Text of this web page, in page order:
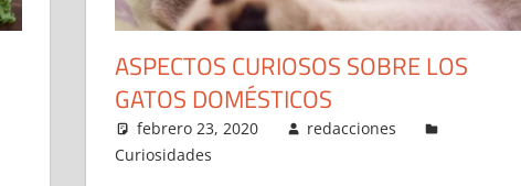
ASPECTOS CURIOSOS SOBRE LOS
GATOS DOMÉSTICOS
febrero 23, 2020
redacciones
Curiosidades